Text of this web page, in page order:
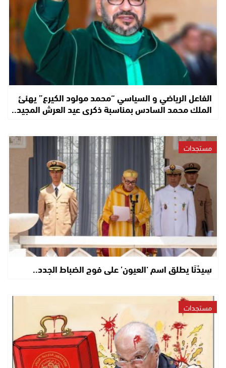
الفاعل الرياضي و السياسي “محمد مولود الكيرع” يهنئ
الملك محمد السادس بمناسبة ذكرى عيد العرش المجيد..
مستجدات
سِيدْنَا يطلق اسم ‘العيون’ على فوج الضباط الجدد..
مستجدات